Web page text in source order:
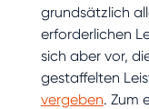
grundsätzlich
erforderlichen
sich aber vor,
gestaffelten
vergeben. Zum